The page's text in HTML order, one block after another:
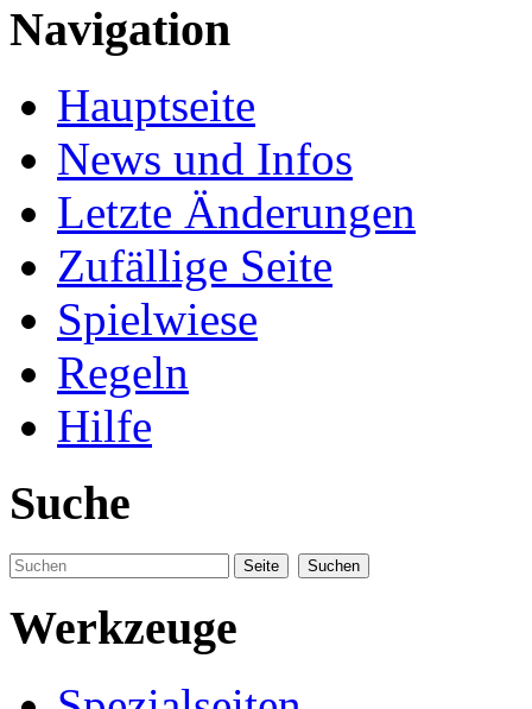
Navigation
Hauptseite
News und Infos
Letzte Änderungen
Zufällige Seite
Spielwiese
Regeln
Hilfe
Suche
Werkzeuge